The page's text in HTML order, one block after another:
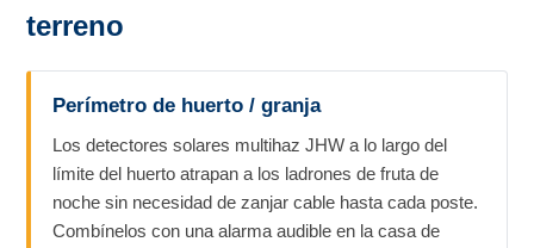
terreno
Perímetro de huerto / granja
Los detectores solares multihaz JHW a lo largo del
límite del huerto atrapan a los ladrones de fruta de
noche sin necesidad de zanjar cable hasta cada poste.
Combínelos con una alarma audible en la casa de